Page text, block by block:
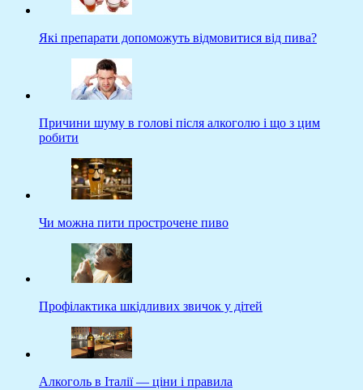
Які препарати допоможуть відмовитися від пива?
Причини шуму в голові після алкоголю і що з цим
робити
Чи можна пити прострочене пиво
Профілактика шкідливих звичок у дітей
Алкоголь в Італії — ціни і правила